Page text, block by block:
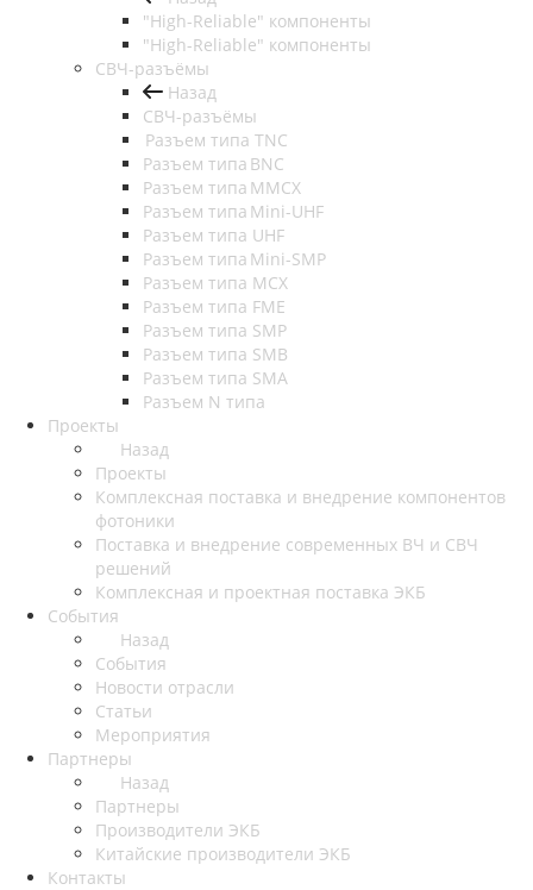
"High-Reliable" компоненты
"High-Reliable" компоненты
СВЧ-разъёмы
Назад
СВЧ-разъёмы
Разъем типа TNC
Разъем типа BNC
Разъем типа MMCX
Разъем типа Mini-UHF
Разъем типа UHF
Разъем типа Mini-SMP
Разъем типа MCX
Разъем типа FME
Разъем типа SMP
Разъем типа SMB
Разъем типа SMA
Разъем N типа
Проекты
Назад
Проекты
Комплексная поставка и внедрение компонентов
фотоники
Поставка и внедрение современных ВЧ и СВЧ
решений
Комплексная и проектная поставка ЭКБ
События
Назад
События
Новости отрасли
Статьи
Мероприятия
Партнеры
Назад
Партнеры
Производители ЭКБ
Китайские производители ЭКБ
Контакты